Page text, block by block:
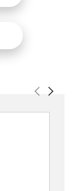
Previous
Next